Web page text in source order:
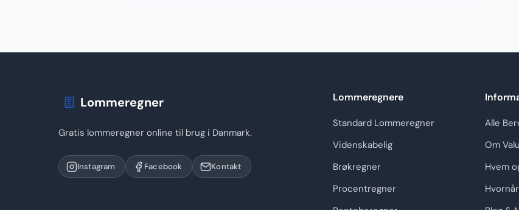
Lommeregner
Gratis lommeregner online til brug i Danmark.
Instagram Facebook Kontakt
Lommeregnere
Standard Lommeregner
Videnskabelig
Brøkregner
Procentregner
Alle
Om
Hvem